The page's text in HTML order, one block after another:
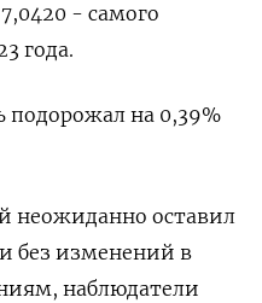
- самого
года.
на 0,39%
неожиданно оставил
без изменений в
наблюдатели